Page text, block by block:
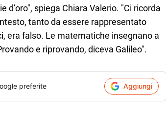
d’oro", spiega Chiara Valerio. "Ci ricorda
tanto da essere rappresentato
era falso. Le matematiche insegnano a
e riprovando, diceva Galileo".
preferite Aggiungi